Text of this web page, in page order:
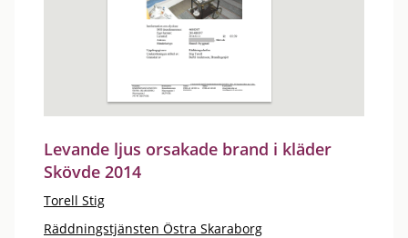
Levande ljus orsakade brand i kläder
Skövde 2014
Torell Stig
Räddningstjänsten Östra Skaraborg